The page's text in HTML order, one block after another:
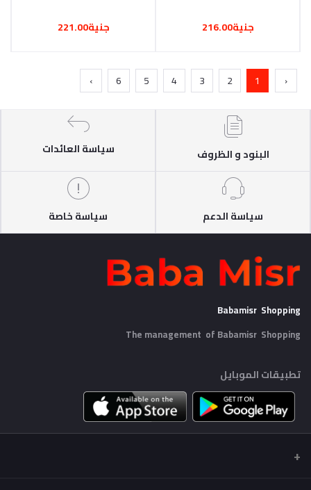
جنية216.00 جنية221.00
‹
1
2
3
4
5
6
›
البنود و الظروف سياسة العائدات
سياسة الدعم سياسة خاصة
Babamisr Shopping
The management of Babamisr Shopping
تطبيقات الموبايل